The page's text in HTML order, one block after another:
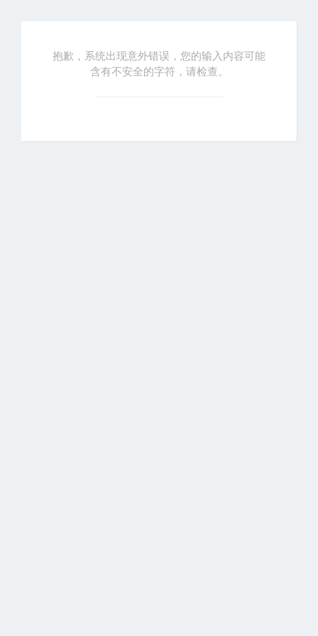
抱歉，系统出现意外错误，您的输入内容可能
含有不安全的字符，请检查。